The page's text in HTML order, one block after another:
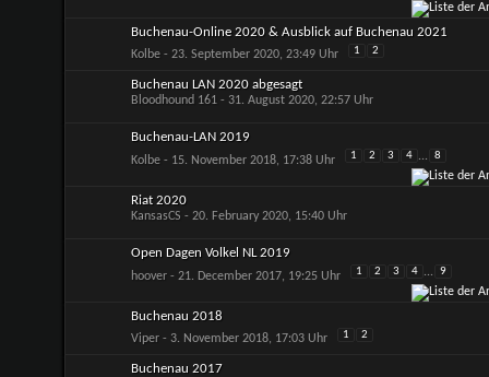
Buchenau-Online 2020 & Ausblick auf Buchenau 2021
Kolbe- 23. September 2020, 23:49 Uhr 1 2
Buchenau LAN 2020 abgesagt
Bloodhound 161- 31. August 2020, 22:57 Uhr
Buchenau-LAN 2019
Kolbe- 15. November 2018, 17:38 Uhr 1 2 3 4 ... 8
Riat 2020
KansasCS - 20. February 2020, 15:40 Uhr
Open Dagen Volkel NL 2019
hoover- 21. December 2017, 19:25 Uhr 1 2 3 4 ... 9
Buchenau 2018
Viper- 3. November 2018, 17:03 Uhr 1 2
Buchenau 2017